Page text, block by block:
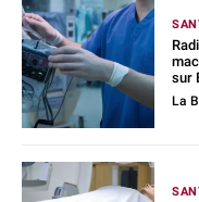
sur
La